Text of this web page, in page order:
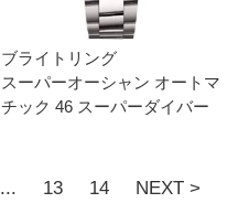
ブライトリング
スーパーオーシャン オートマ
チック 46 スーパーダイバー
... 13 14 NEXT >